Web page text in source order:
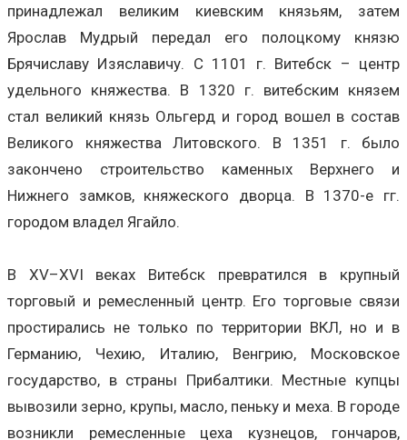
принадлежал великим киевским князьям, затем
Ярослав Мудрый передал его полоцкому князю
Брячиславу Изяславичу. С 1101 г. Витебск – центр
удельного княжества. В 1320 г. витебским князем
стал великий князь Ольгерд и город вошел в состав
Великого княжества Литовского. В 1351 г. было
закончено строительство каменных Верхнего и
Нижнего замков, княжеского дворца. В 1370-е гг.
городом владел Ягайло.
В XV–XVI веках Витебск превратился в крупный
торговый и ремесленный центр. Его торговые связи
простирались не только по территории ВКЛ, но и в
Германию, Чехию, Италию, Венгрию, Московское
государство, в страны Прибалтики. Местные купцы
вывозили зерно, крупы, масло, пеньку и меха. В городе
возникли ремесленные цеха кузнецов, гончаров,